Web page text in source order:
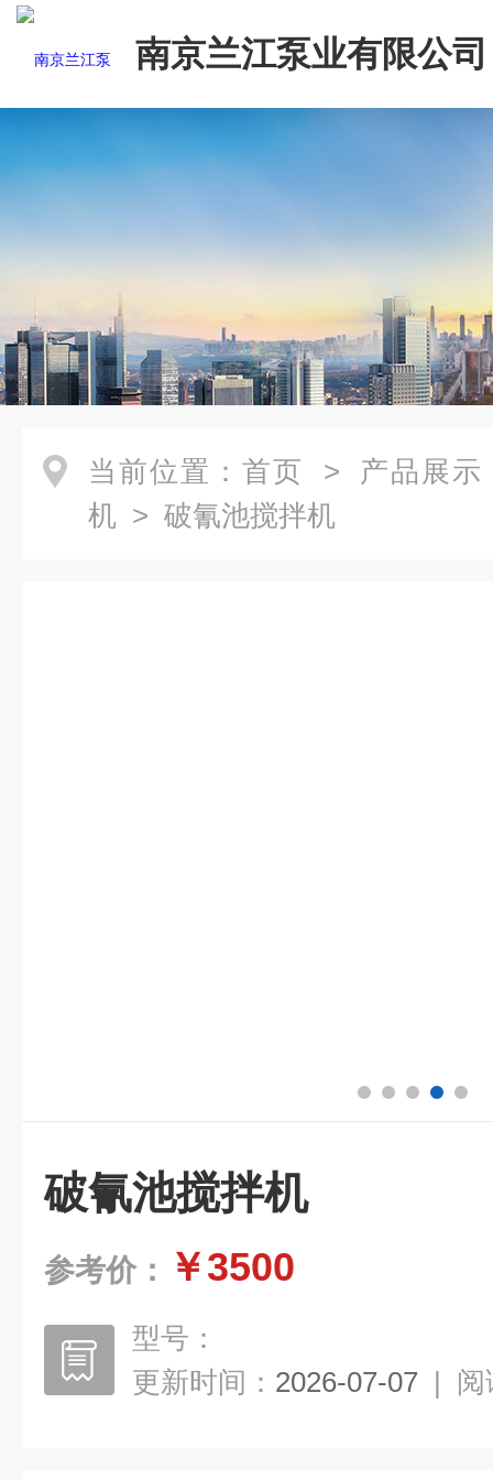
南京兰江泵业有限公司
当前位置： 首页 > 产品展示
机 > 破氰池搅拌机
破氰池搅拌机
参考价： ￥3500
型号：
更新时间： 2026-07-07 | 阅